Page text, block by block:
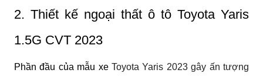
2. Thiết kế ngoại thất ô tô Toyota Yaris
1.5G CVT 2023
Phần đầu của mẫu xe Toyota Yaris 2023 gây ấn tượng